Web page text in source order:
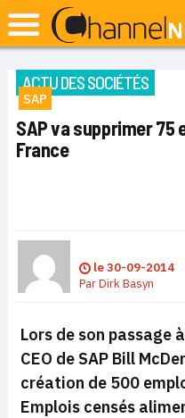
ACTU DES SOCIÉTÉS
SAP
SAP va supprimer 75
France
le30-09-2014
ParDirk Basyn
Lors de son passage
CEO de SAP Bill
création de 500
Emplois censés